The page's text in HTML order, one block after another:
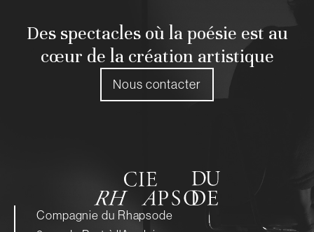
Des spectacles où la poésie est au
cœur de la création artistique
Nous contacter
Compagnie du Rhapsode